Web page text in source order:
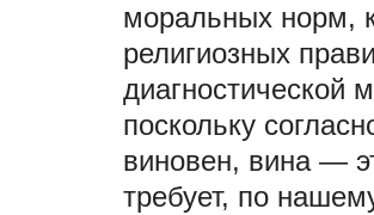
моральных норм,
религиозных
диагностической
поскольку
виновен, вина —
требует, по